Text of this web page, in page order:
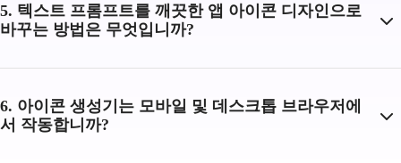
5. 텍스트 프롬프트를 깨끗한 앱 아이콘 디자인으로
바꾸는 방법은 무엇입니까?
6. 아이콘 생성기는 모바일 및 데스크톱 브라우저에
서 작동합니까?